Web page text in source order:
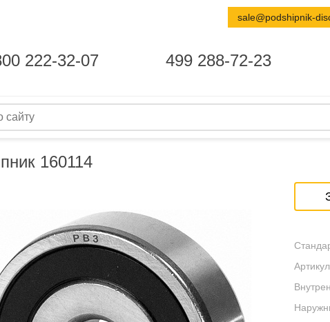
160114
222-32-07 499 288-72-23
sale@podshipnik-